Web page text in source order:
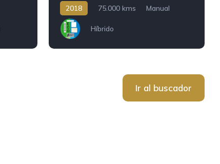
2018 75.000 kms Manual
Híbrido
Ir al buscador